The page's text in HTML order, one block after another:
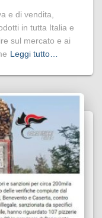
e di vendita,
in tutta Italia e
sul mercato e ai
Leggi tutto…